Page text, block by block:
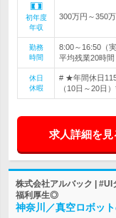
初年度
年収
300万円～350
勤務
時間
8:00～16:50（
平均残業20時間
休日
休暇
# ★年間休日
（10日～20日
求人詳細を見
株式会社アルバック | #UI
福利厚生◎
神奈川／真空ロボッ